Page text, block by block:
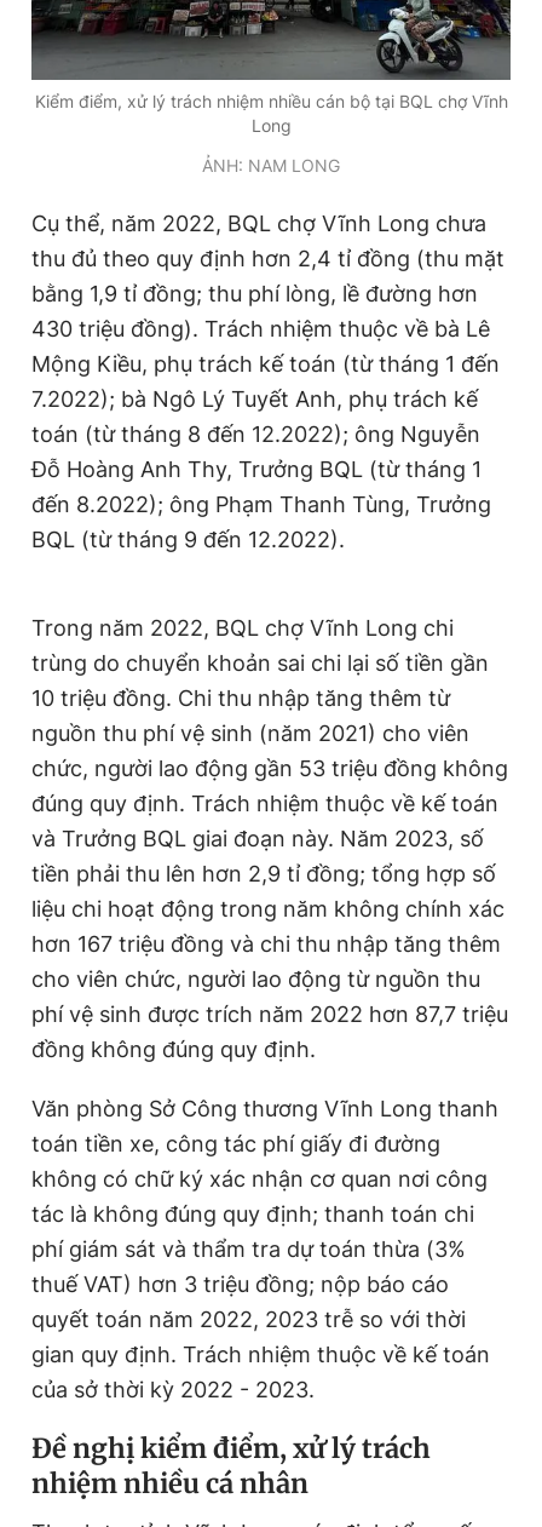
Kiểm điểm, xử lý trách nhiệm nhiều cán bộ tại BQL chợ Vĩnh
Long
ẢNH: NAM LONG
Cụ thể, năm 2022, BQL chợ Vĩnh Long chưa
thu đủ theo quy định hơn 2,4 tỉ đồng (thu mặt
bằng 1,9 tỉ đồng; thu phí lòng, lề đường hơn
430 triệu đồng). Trách nhiệm thuộc về bà Lê
Mộng Kiều, phụ trách kế toán (từ tháng 1 đến
7.2022); bà Ngô Lý Tuyết Anh, phụ trách kế
toán (từ tháng 8 đến 12.2022); ông Nguyễn
Đỗ Hoàng Anh Thy, Trưởng BQL (từ tháng 1
đến 8.2022); ông Phạm Thanh Tùng, Trưởng
BQL (từ tháng 9 đến 12.2022).
Trong năm 2022, BQL chợ Vĩnh Long chi
trùng do chuyển khoản sai chi lại số tiền gần
10 triệu đồng. Chi thu nhập tăng thêm từ
nguồn thu phí vệ sinh (năm 2021) cho viên
chức, người lao động gần 53 triệu đồng không
đúng quy định. Trách nhiệm thuộc về kế toán
và Trưởng BQL giai đoạn này. Năm 2023, số
tiền phải thu lên hơn 2,9 tỉ đồng; tổng hợp số
liệu chi hoạt động trong năm không chính xác
hơn 167 triệu đồng và chi thu nhập tăng thêm
cho viên chức, người lao động từ nguồn thu
phí vệ sinh được trích năm 2022 hơn 87,7 triệu
đồng không đúng quy định.
Văn phòng Sở Công thương Vĩnh Long thanh
toán tiền xe, công tác phí giấy đi đường
không có chữ ký xác nhận cơ quan nơi công
tác là không đúng quy định; thanh toán chi
phí giám sát và thẩm tra dự toán thừa (3%
thuế VAT) hơn 3 triệu đồng; nộp báo cáo
quyết toán năm 2022, 2023 trễ so với thời
gian quy định. Trách nhiệm thuộc về kế toán
của sở thời kỳ 2022 - 2023.
Đề nghị kiểm điểm, xử lý trách
nhiệm nhiều cá nhân